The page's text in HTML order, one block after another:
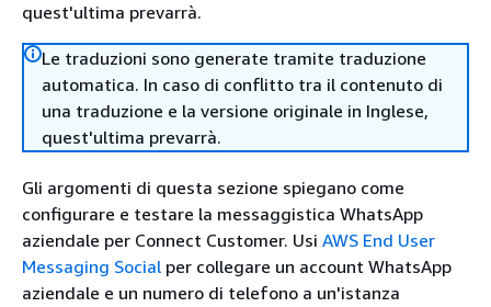
quest'ultima prevarrà.
Le traduzioni sono generate tramite traduzione
automatica. In caso di conflitto tra il contenuto di
una traduzione e la versione originale in Inglese,
quest'ultima prevarrà.
Gli argomenti di questa sezione spiegano come
configurare e testare la messaggistica WhatsApp
aziendale per Connect Customer. Usi AWS End User
Messaging Social per collegare un account WhatsApp
aziendale e un numero di telefono a un'istanza